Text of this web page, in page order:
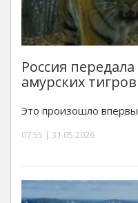
Россия
амурских тигров
Это произошло
07:55 | 31.05.2026